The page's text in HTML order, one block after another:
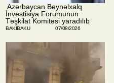
​ Azərbaycan Beynəlxalq
İnvestisiya Forumunun
Təşkilat Komitəsi yaradılıb
BAKIBAKU 07/08/2026